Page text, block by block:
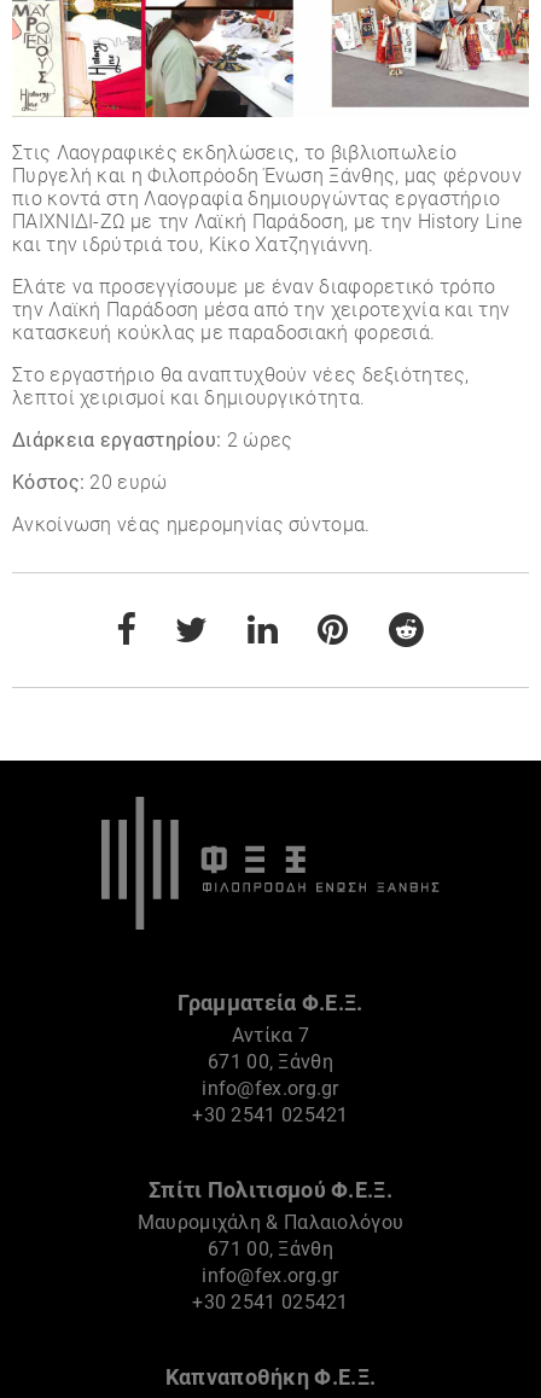
Στις Λαογραφικές εκδηλώσεις, το βιβλιοπωλείο
Πυργελή και η Φιλοπρόοδη Ένωση Ξάνθης, μας φέρνουν
πιο κοντά στη Λαογραφία δημιουργώντας εργαστήριο
ΠΑΙΧΝΙΔΙ-ΖΩ με την Λαϊκή Παράδοση, με την History Line
και την ιδρύτριά του, Κίκο Χατζηγιάννη.
Ελάτε να προσεγγίσουμε με έναν διαφορετικό τρόπο
την Λαϊκή Παράδοση μέσα από την χειροτεχνία και την
κατασκευή κούκλας με παραδοσιακή φορεσιά.
Στο εργαστήριο θα αναπτυχθούν νέες δεξιότητες,
λεπτοί χειρισμοί και δημιουργικότητα.
Διάρκεια εργαστηρίου: 2 ώρες
Κόστος: 20 ευρώ
Ανκοίνωση νέας ημερομηνίας σύντομα.
Γραμματεία Φ.Ε.Ξ.
Αντίκα 7
671 00, Ξάνθη
info@fex.org.gr
+30 2541 025421
Σπίτι Πολιτισμού Φ.Ε.Ξ.
Μαυρομιχάλη & Παλαιολόγου
671 00, Ξάνθη
info@fex.org.gr
+30 2541 025421
Καπναποθήκη Φ.Ε.Ξ.